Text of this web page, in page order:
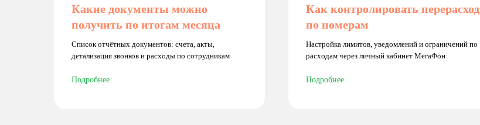
Какие документы можно
получить по итогам месяца
Список отчётных документов: счета, акты,
детализация звонков и расходы по сотрудникам
Подробнее
Как контролировать перерасход
по номерам
Настройка лимитов, уведомлений и ограничений по
расходам через личный кабинет МегаФон
Подробнее